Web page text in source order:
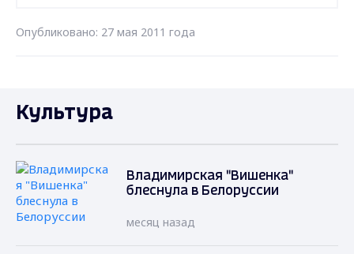
Опубликовано: 27 мая 2011 года
Культура
Владимирская "Вишенка"
блеснула в Белоруссии
месяц назад